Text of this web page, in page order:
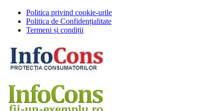
Politica privind cookie-urile
Politica de Confidențialitate
Termeni și condiții